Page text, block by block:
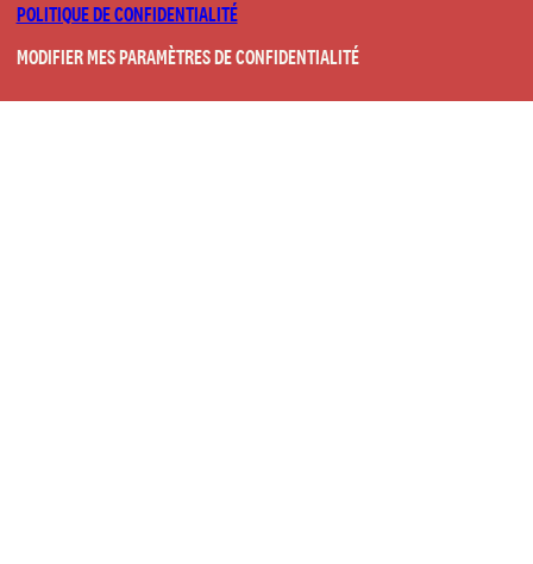
POLITIQUE DE CONFIDENTIALITÉ
MODIFIER MES PARAMÈTRES DE CONFIDENTIALITÉ